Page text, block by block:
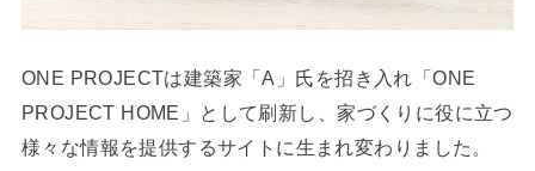
ONE PROJECTは建築家「A」氏を招き入れ「ONE
PROJECT HOME」として刷新し、家づくりに役に立つ
様々な情報を提供するサイトに生まれ変わりました。